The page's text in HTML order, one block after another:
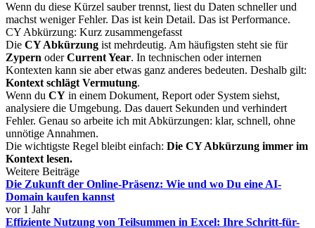
Wenn du diese Kürzel sauber trennst, liest du Daten schneller und
machst weniger Fehler. Das ist kein Detail. Das ist Performance.
CY Abkürzung: Kurz zusammengefasst
Die CY Abkürzung ist mehrdeutig. Am häufigsten steht sie für
Zypern oderCurrent Year. In technischen oder internen
Kontexten kann sie aber etwas ganz anderes bedeuten. Deshalb gilt:
Kontext schlägt Vermutung.
Wenn du CY in einem Dokument, Report oder System siehst,
analysiere die Umgebung. Das dauert Sekunden und verhindert
Fehler. Genau so arbeite ich mit Abkürzungen: klar, schnell, ohne
unnötige Annahmen.
Die wichtigste Regel bleibt einfach: Die CY Abkürzung immer im
Kontext lesen.
Weitere Beiträge
Die Zukunft der Online-Präsenz: Wie und wo Du eine AI-
Domain kaufen kannst
vor 1 Jahr
Effiziente Nutzung von Teilsummen in Excel: Ihre Schritt-für-